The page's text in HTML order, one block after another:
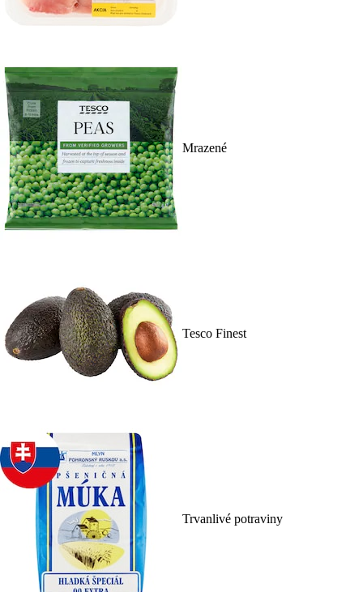
Mrazené
Tesco Finest
Trvanlivé potraviny